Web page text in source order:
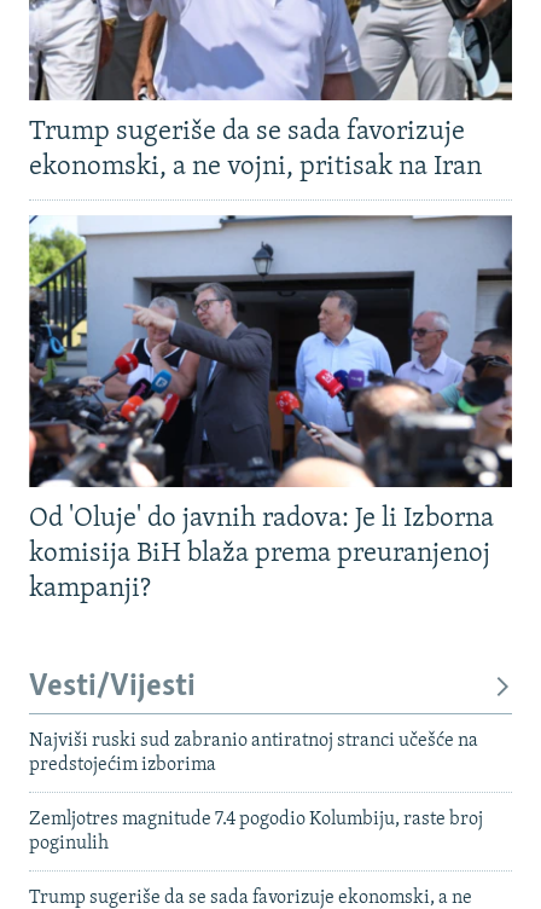
Trump sugeriše da se sada favorizuje
ekonomski, a ne vojni, pritisak na Iran
Od 'Oluje' do javnih radova: Je li Izborna
komisija BiH blaža prema preuranjenoj
kampanji?
Vesti/Vijesti
Najviši ruski sud zabranio antiratnoj stranci učešće na
predstojećim izborima
Zemljotres magnitude 7.4 pogodio Kolumbiju, raste broj
poginulih
Trump sugeriše da se sada favorizuje ekonomski, a ne